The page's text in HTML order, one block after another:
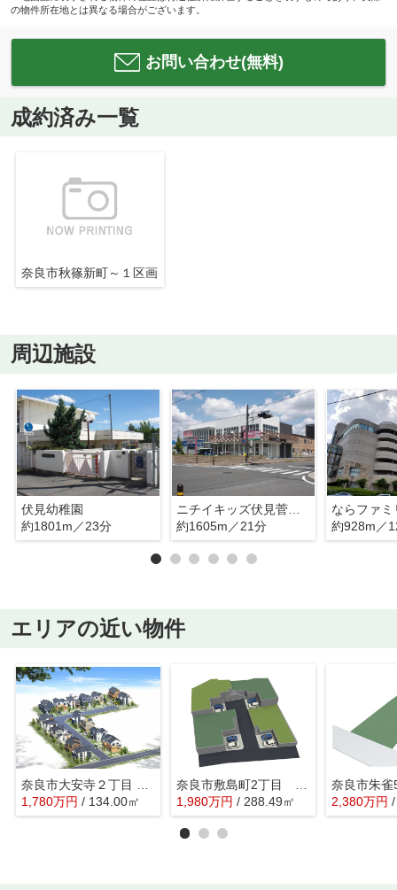
の物件所在地とは異なる場合がございます。
お問い合わせ(無料)
成約済み一覧
奈良市秋篠新町～１区画
周辺施設
伏見幼稚園
約1801m／23分
ニチイキッズ伏見菅原保育園
約1605m／21分
ならファミ
約928m／
エリアの近い物件
1,780万円 / 134.00㎡
1,980万円 / 288.49㎡ 2,380万円